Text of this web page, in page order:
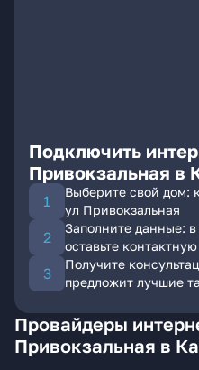
Подключить
Привокзальная в
Выберите свой дом:
ул Привокзальная
Заполните данные:
оставьте
Получите
предложит лучшие
Провайдеры
Привокзальная в